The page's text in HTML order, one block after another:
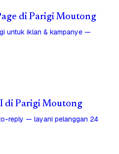
di Parigi Moutong
untuk iklan & kampanye —
di Parigi Moutong
reply — layani pelanggan 24